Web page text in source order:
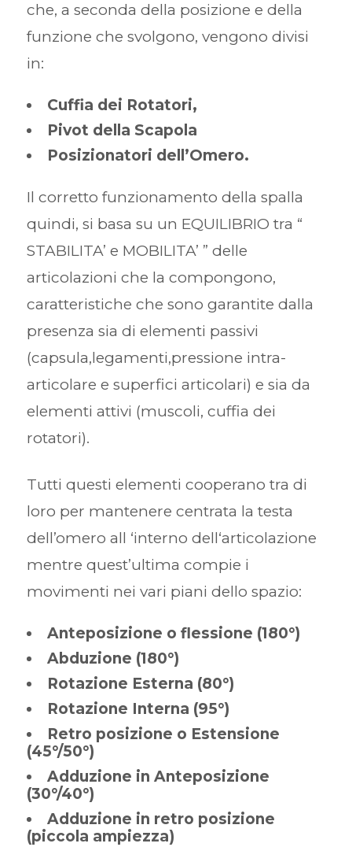
che, a seconda della posizione e della
funzione che svolgono, vengono divisi
in:
Cuffia dei Rotatori,
Pivot della Scapola
Posizionatori dell’Omero.
Il corretto funzionamento della spalla
quindi, si basa su un EQUILIBRIO tra “
STABILITA’ e MOBILITA’ ” delle
articolazioni che la compongono,
caratteristiche che sono garantite dalla
presenza sia di elementi passivi
(capsula,legamenti,pressione intra-
articolare e superfici articolari) e sia da
elementi attivi (muscoli, cuffia dei
rotatori).
Tutti questi elementi cooperano tra di
loro per mantenere centrata la testa
dell’omero all ‘interno dell‘articolazione
mentre quest’ultima compie i
movimenti nei vari piani dello spazio:
Anteposizione o flessione (180°)
Abduzione (180°)
Rotazione Esterna (80°)
Rotazione Interna (95°)
Retro posizione o Estensione
(45°/50°)
Adduzione in Anteposizione
(30°/40°)
Adduzione in retro posizione
(piccola ampiezza)